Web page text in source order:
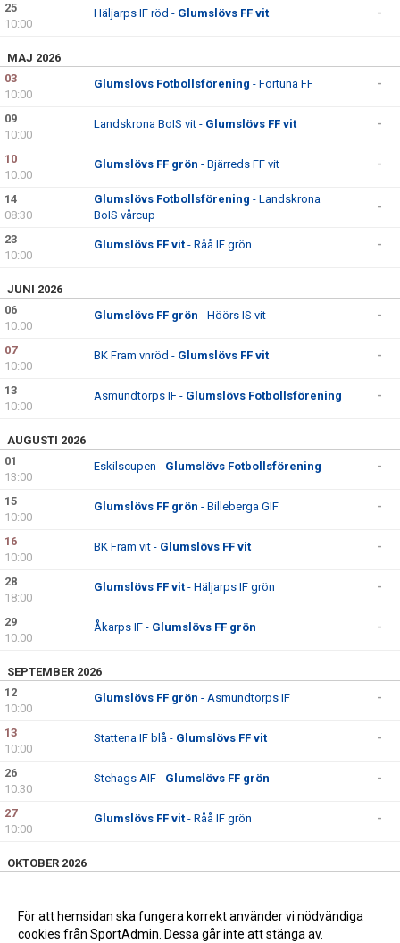
25
10:00
Häljarps IF röd - Glumslövs FF vit -
MAJ 2026
03
10:00
Glumslövs Fotbollsförening - Fortuna FF -
09
10:00
Landskrona BoIS vit - Glumslövs FF vit -
10
10:00
Glumslövs FF grön - Bjärreds FF vit -
14
08:30
Glumslövs Fotbollsförening - Landskrona
BoIS vårcup
-
23
10:00
Glumslövs FF vit - Råå IF grön -
JUNI 2026
06
10:00
Glumslövs FF grön - Höörs IS vit -
07
10:00
BK Fram vnröd - Glumslövs FF vit -
13
10:00
Asmundtorps IF - Glumslövs Fotbollsförening -
AUGUSTI 2026
01
13:00
Eskilscupen - Glumslövs Fotbollsförening -
15
10:00
Glumslövs FF grön - Billeberga GIF -
16
10:00
BK Fram vit - Glumslövs FF vit -
28
18:00
Glumslövs FF vit - Häljarps IF grön -
29
10:00
Åkarps IF - Glumslövs FF grön -
SEPTEMBER 2026
12
10:00
Glumslövs FF grön - Asmundtorps IF -
13
10:00
Stattena IF blå - Glumslövs FF vit -
26
10:30
Stehags AIF - Glumslövs FF grön -
27
10:00
Glumslövs FF vit - Råå IF grön -
OKTOBER 2026
10
10:00
Glumslövs FF grön - GOF IF
För att hemsidan ska fungera korrekt använder vi nödvändiga
cookies från SportAdmin. Dessa går inte att stänga av.